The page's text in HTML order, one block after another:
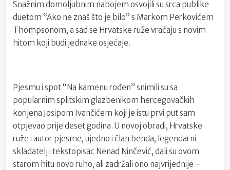
Hrvatske
ruže
snimile
Snažnim domoljubnim nabojem osvojili su srca publike
duetom “Ako ne znaš što je bilo” s Markom Perkovićem
Thompsonom, a sad se Hrvatske ruže vraćaju s novim
hitom koji budi jednake osjećaje.
Pjesmu i spot “Na kamenu rođen” snimili su sa
popularnim splitskim glazbenikom hercegovačkih
korijena Josipom Ivančićem koji je istu prvi put sam
otpjevao prije deset godina. U novoj obradi, Hrvatske
ruže i autor pjesme, ujedno i član benda, legendarni
skladatelj i tekstopisac Nenad Ninčević, dali su ovom
starom hitu novo ruho, ali zadržali ono najvrijednije –